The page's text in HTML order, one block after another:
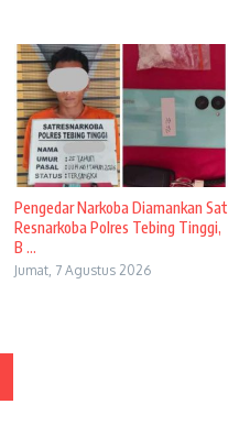
Pengedar Narkoba Diamankan Sat
Resnarkoba Polres Tebing Tinggi,
B ...
Jumat, 7 Agustus 2026